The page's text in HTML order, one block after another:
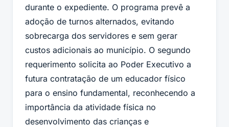
durante o expediente. O programa prevê a
adoção de turnos alternados, evitando
sobrecarga dos servidores e sem gerar
custos adicionais ao município. O segundo
requerimento solicita ao Poder Executivo a
futura contratação de um educador físico
para o ensino fundamental, reconhecendo a
importância da atividade física no
desenvolvimento das crianças e